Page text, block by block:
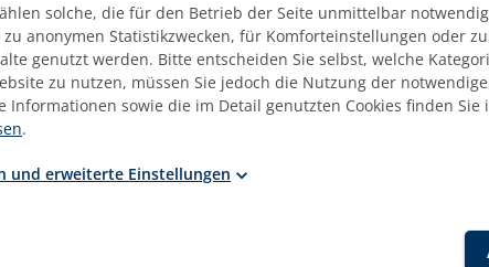
400,00 € Mehr erfahren
solche, die für den Betrieb der Seite unmittelbar
anonymen Statistikzwecken, für Komforteinstellungen oder
genutzt werden. Bitte entscheiden Sie selbst, welche
zu nutzen, müssen Sie jedoch die Nutzung der
Informationen sowie die im Detail genutzten Cookies finden Sie
.
und erweiterte Einstellungen